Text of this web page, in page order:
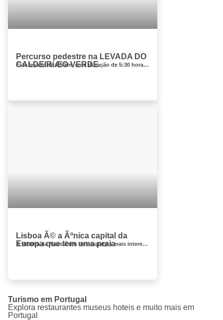
Percurso pedestre na LEVADA DO
CALDEIRiÆO VERDE
Esta levada de 6,5 km, com duração de 5:30 horas, tem início no Parque Florestal das Queimadas e oferece ao caminhante uma vert...
Lisboa Ã© a Ãºnica capital da
Europa que tem uma praia
A Ribeira da Naus é um dos espaços mais interessantes de Lisboa. Recentemente reabilitada, o antigo estaleiro de construçã...
Turismo em Portugal
Explora restaurantes museus hoteis e muito mais em
Portugal